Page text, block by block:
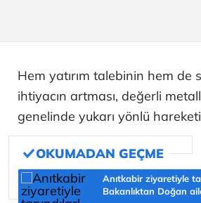
Hem yatırım talebinin hem de
ihtiyacın artması, değerli
genelinde yukarı yönlü
Anıtkabir ziyaretiyle
Bakanlıktan Doğan